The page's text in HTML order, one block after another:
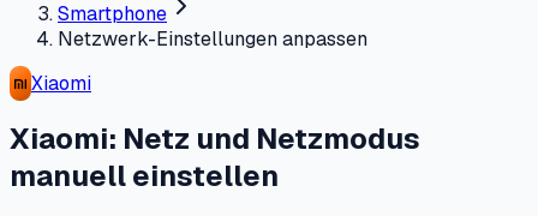
Smartphone
Netzwerk-Einstellungen anpassen
Xiaomi
Xiaomi: Netz und Netzmodus
manuell einstellen